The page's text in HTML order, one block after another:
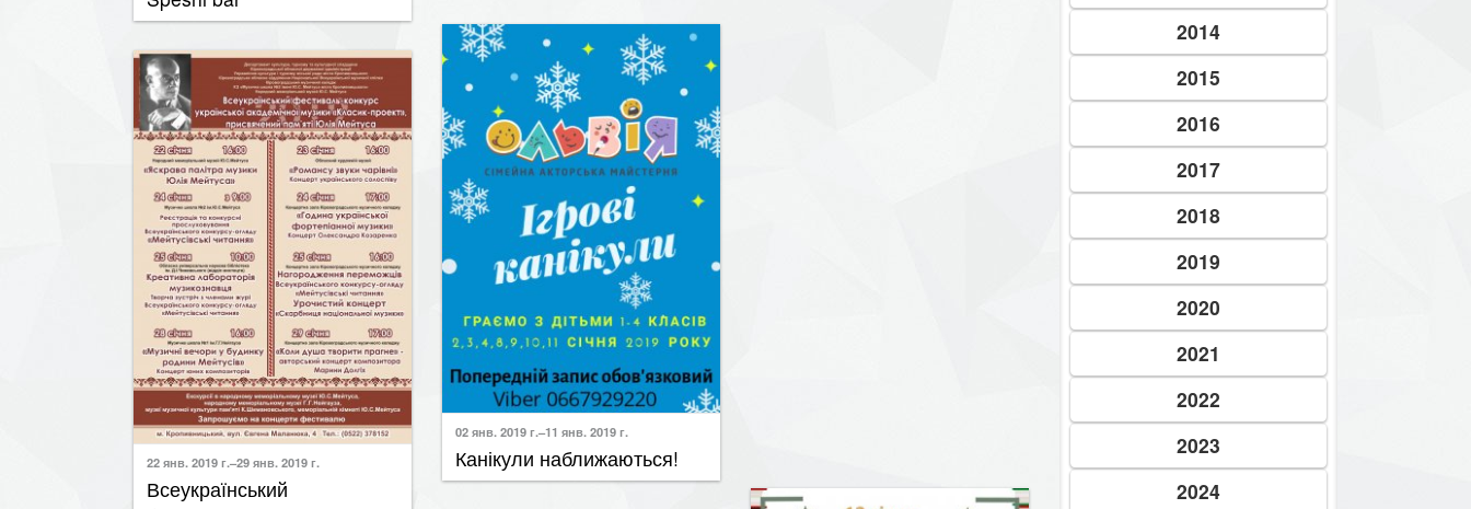
02 янв. 2019 г.–11 янв. 2019 г.
Канікули наближаються!
22 янв. 2019 г.–29 янв. 2019 г.
Всеукраїнський
фестиваль-конкурс
2014
2015
2016
2017
2018
2019
2020
2021
2022
2023
2024